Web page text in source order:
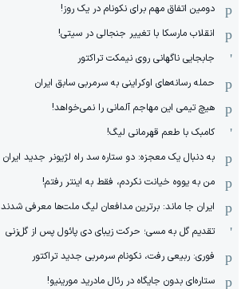
دومین اتفاق مهم برای نکونام در یک روز!
انقلاب مارسکا با تغییر جنجالی در سیتی!
جابجایی ناگهانی روی نیمکت تراکتور
حمله رسانه‌های اوکراینی به سرمربی سابق ایران
هیچ‌ تیمی این مهاجم آلمانی را نمی‌خواهد!
کامبک با طعم قهرمانی لیگ!
به دنبال یک معجزه: دو ستاره سد راه لژیونر جدید ایران
من به یووه خیانت نکردم، فقط به اینتر رفتم!
ایران جا ماند: برترین مدافعان لیگ ملت‌ها معرفی شدند
تقدیم گل به مسی؛ حرکت زیبای دی پائول پس از گل‌زنی
فوری: ربیعی رفت، نکونام سرمربی جدید تراکتور
ستاره‌ای بدون جایگاه در رئال مادرید مورینیو!